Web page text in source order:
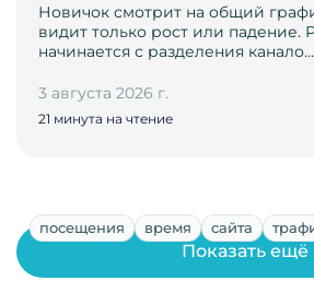
Новичок смотрит на общий
видит только рост или падение.
начинается с разделения канало…
3 августа 2026 г.
21 минута на чтение
посещения время сайта
Показать ещё